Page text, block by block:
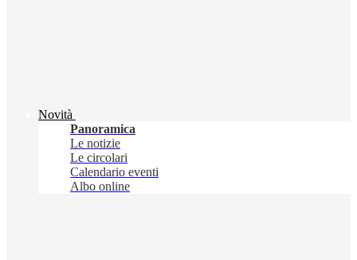
Novità
Panoramica
Le notizie
Le circolari
Calendario eventi
Albo online